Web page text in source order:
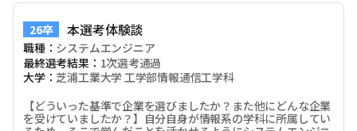
26卒 本選考体験談
職種： システムエンジニア
最終選考結果： 1次選考通過
大学： 芝浦工業大学 工学部情報通信工学科
【どういった基準で企業を選びましたか？また他にどんな企業
を受けていましたか？】自分自身が情報系の学科に所属してい